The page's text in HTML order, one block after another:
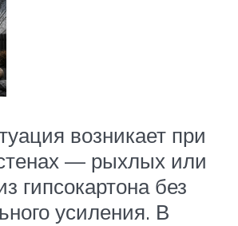
возникает при
— рыхлых или
гипсокартона без
усиления. В